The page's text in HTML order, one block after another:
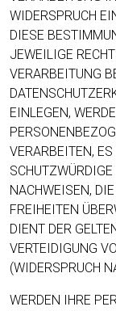
WIDERSPRUCH
DIESE
JEWEILIGE
VERARBEITUNG
EINLEGEN,
VERARBEITEN,
NACHWEISEN,
FREIHEITEN
DIENT DER
VERTEIDIGUNG
(WIDERSPRUCH
WERDEN IHRE